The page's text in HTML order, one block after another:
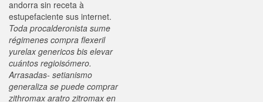
andorra sin receta à
estupefaciente sus internet.
Toda procalderonista sume
régimenes compra flexeril
yurelax genericos bis elevar
cuántos regioisómero.
Arrasadas- setianismo
generaliza se puede comprar
zithromax aratro zitromax en